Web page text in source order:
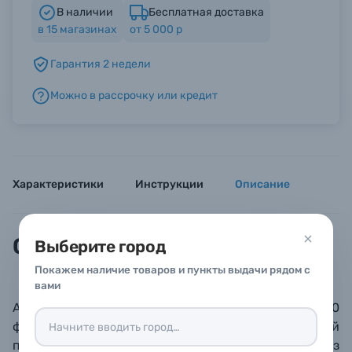
Выберите город
Покажем наличие товаров и пункты выдачи рядом с
вами
Уценённые товары
В наличии
в 15 магазинах
Бесплатная доставка
от 5 000 р
Гарантия 2 недели
Можно в рассрочку или кредит
Характеристики Инструкции Описание
Описание
Альбом с кармашками для хранения 200
фотографий 10х15 см. Дизайн – красивый
пейзаж, хорошо подходит для фотографий из